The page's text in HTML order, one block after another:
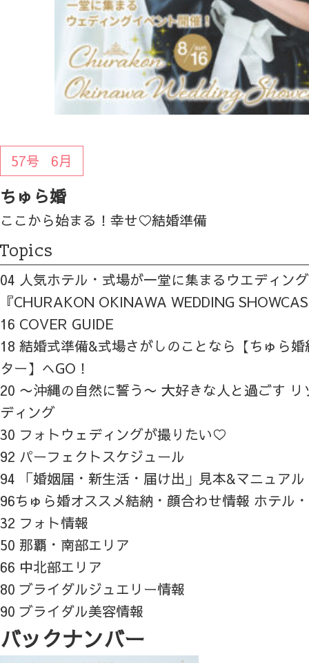
57号 6月
ちゅら婚
ここから始まる！幸せ♡結婚準備
Topics
04 人気ホテル・式場が一堂に集まるウエディン
『CHURAKON OKINAWA WEDDING
16 COVER GUIDE
18 結婚式準備&式場さがしのことなら【ちゅら
ター】へGO！
20 〜沖縄の自然に誓う〜 大好きな人と過ごす
ディング
30 フォトウェディングが撮りたい♡
92 パーフェクトスケジュール
94 「婚姻届・新生活・届け出」見本&マニュアル
96ちゅら婚オススメ結納・顔合わせ情報 ホテル
32 フォト情報
50 那覇・南部エリア
66 中北部エリア
80 ブライダルジュエリー情報
90 ブライダル美容情報
バックナンバー